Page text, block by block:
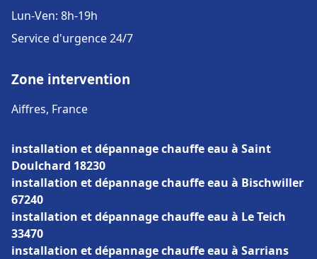
Lun-Ven: 8h-19h
Service d'urgence 24/7
Zone intervention
Aiffres, France
installation et dépannage chauffe eau à Saint
Doulchard 18230
installation et dépannage chauffe eau à Bischwiller
67240
installation et dépannage chauffe eau à Le Teich
33470
installation et dépannage chauffe eau à Sarrians